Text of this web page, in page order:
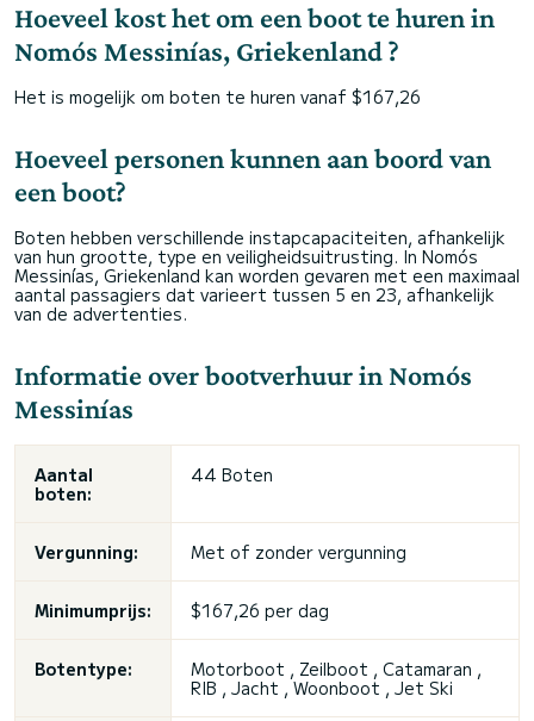
Hoeveel kost het om een boot te huren in
Nomós Messinías, Griekenland ?
Het is mogelijk om boten te huren vanaf $167,26
Hoeveel personen kunnen aan boord van
een boot?
Boten hebben verschillende instapcapaciteiten, afhankelijk
van hun grootte, type en veiligheidsuitrusting. In Nomós
Messinías, Griekenland kan worden gevaren met een maximaal
aantal passagiers dat varieert tussen 5 en 23, afhankelijk
van de advertenties.
Informatie over bootverhuur in Nomós
Messinías
Aantal
boten:
44 Boten
Vergunning: Met of zonder vergunning
Minimumprijs: $167,26 per dag
Botentype:
Motorboot , Zeilboot , Catamaran ,
RIB , Jacht , Woonboot , Jet Ski